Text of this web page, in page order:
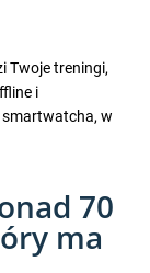
Twoje treningi,
i
w
70
ma